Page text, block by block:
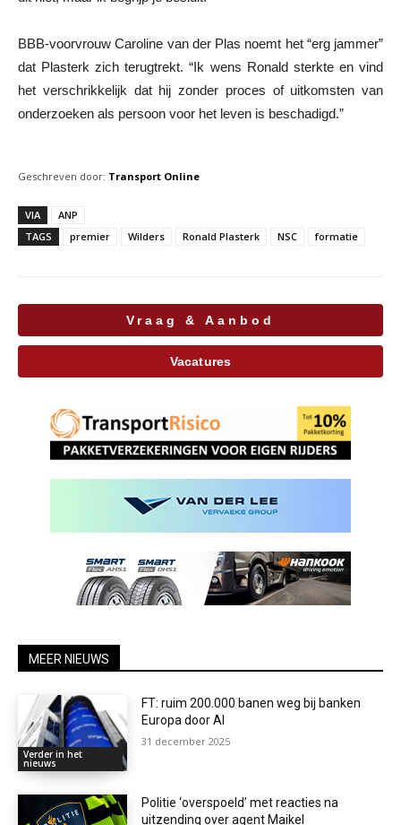
BBB-voorvrouw Caroline van der Plas noemt het “erg jammer”
dat Plasterk zich terugtrekt. “Ik wens Ronald sterkte en vind
het verschrikkelijk dat hij zonder proces of uitkomsten van
onderzoeken als persoon voor het leven is beschadigd.”
Geschreven door: Transport Online
VIA
ANP
TAGS
premier Wilders Ronald Plasterk NSC formatie
Vraag & Aanbod
Vacatures
MEER NIEUWS
Verder in het
nieuws
FT: ruim 200.000 banen weg bij banken
Europa door AI
31 december 2025
Politie ‘overspoeld’ met reacties na
uitzending over agent Maikel